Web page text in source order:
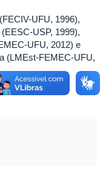
UFU, 1996),
USP, 1999),
UFU, 2012) e
(LMEst-FEMEC-UFU,